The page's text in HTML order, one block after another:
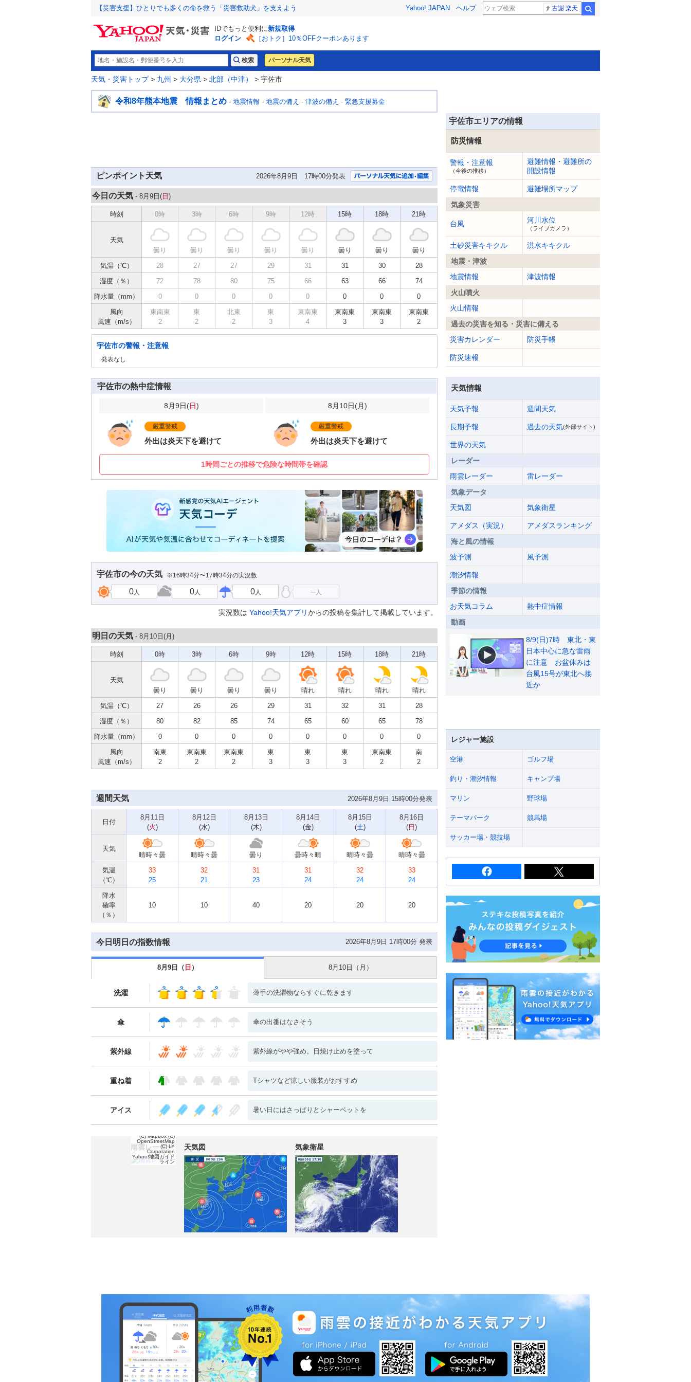
【災害支援】ひとりでも多くの命を救う「災害救助犬」を支えよう Yahoo! JAPAN ヘルプ 古謝 楽天
IDでもっと便利に新規取得
ログイン
［おトク］10％OFFクーポンあります
パーソナル天気
天気・災害トップ> 九州 > 大分県 > 北部（中津） > 宇佐市
令和8年熊本地震 情報まとめ - 地震情報 - 地震の備え - 津波の備え - 緊急支援募金
ピンポイント天気 2026年8月9日 17時00分発表
今日の天気 - 8月9日(日)
時刻 0時 3時 6時 9時 12時 15時 18時 21時
天気
曇り
曇り 曇り 曇り 曇り 曇り 曇り
曇り
気温（℃）
28 27 27 29 31 31 30
28
湿度（％）
72 78 80 75 66 63 66
74
降水量（mm）
0 0 0 0 0 0 0
0
風向
風速（m/s）
東南東
2
東
2
北東
2
東
3
東南東
4
東南東
3
東南東
3
東南東
2
宇佐市の警報・注意報
発表なし
宇佐市の熱中症情報
8月9日(日)
厳重警戒
外出は炎天下を避けて
8月10日(月)
厳重警戒
外出は炎天下を避けて
1時間ごとの推移で危険な時間帯を確認
宇佐市の今の天気 ※16時34分〜17時34分の実況数
0人 0人 0人 --人
実況数は Yahoo!天気アプリからの投稿を集計して掲載しています。
明日の天気 - 8月10日( 月 )
時刻 0時 3時 6時 9時 12時 15時 18時 21時
天気
曇り
曇り 曇り 曇り 晴れ 晴れ 晴れ
晴れ
気温（℃）
27 26 26 29 31 32 31
28
湿度（％）
80 82 85 74 65 60 65
78
降水量（mm）
0 0 0 0 0 0 0
0
風向
風速（m/s）
南東
2
東南東
2
東南東
2
東
3
東
3
東
3
東南東
2
南
2
週間天気 2026年8月9日 15時00分発表
日付
8月11日
(火)
8月12日
(水)
8月13日
(木)
8月14日
(金)
8月15日
(土)
8月16日
( 日 )
天気
晴時々曇
晴時々曇 曇り 曇時々晴 晴時々曇
晴時々曇
気温
（℃）
33
25
32
21
31
23
31
24
32
24
33
24
降水
確率
（％）
10 10 40 20 20 20
今日明日の指数情報 2026年8月9日 17時00分 発表
8月9日（ 日 ） 8月10日（ 月 ）
洗濯 薄手の洗濯物ならすぐに乾きます
傘 傘の出番はなさそう
紫外線 紫外線がやや強め。日焼け止めを塗って
重ね着 Tシャツなど涼しい服装がおすすめ
アイス 暑い日にはさっぱりとシャーベットを
雨雲レーダー
(C) Mapbox (C)
OpenStreetMap
(C) LY
Corporation
Yahoo!地図ガイド
ライン
天気図 気象衛星
宇佐市エリアの情報
防災情報
警報・注意報
（今後の推移）
避難情報・避難所の
開設情報
停電情報
避難場所マップ
気象災害
台風 河川水位
（ライブカメラ）
土砂災害キキクル
洪水キキクル
地震・津波
地震情報
津波情報
火山噴火
火山情報
過去の災害を知る・災害に備える
災害カレンダー
防災手帳
防災速報
天気情報
天気予報 週間天気
長期予報 過去の天気(外部サイト)
世界の天気
レーダー
雨雲レーダー
雷レーダー
気象データ
天気図
気象衛星
アメダス（実況）
アメダスランキング
海と風の情報
波予測
風予測
潮汐情報
季節の情報
お天気コラム
熱中症情報
動画
8/9(日)7時 東北・東
日本中心に急な雷雨
に注意 お盆休みは
台風15号が東北へ接
近か
レジャー施設
空港 ゴルフ場
釣り・潮汐情報 キャンプ場
マリン 野球場
テーマパーク 競馬場
サッカー場・競技場